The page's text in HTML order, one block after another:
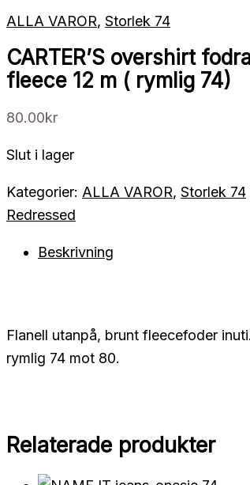
ALLA VAROR, Storlek 74
CARTER’S overshirt
fleece 12 m ( rymlig 74)
80.00kr
Slut i lager
Kategorier: ALLA VAROR, Storlek 74
Redressed
Beskrivning
Flanell utanpå, brunt fleecefoder
rymlig 74 mot 80.
Relaterade produkter